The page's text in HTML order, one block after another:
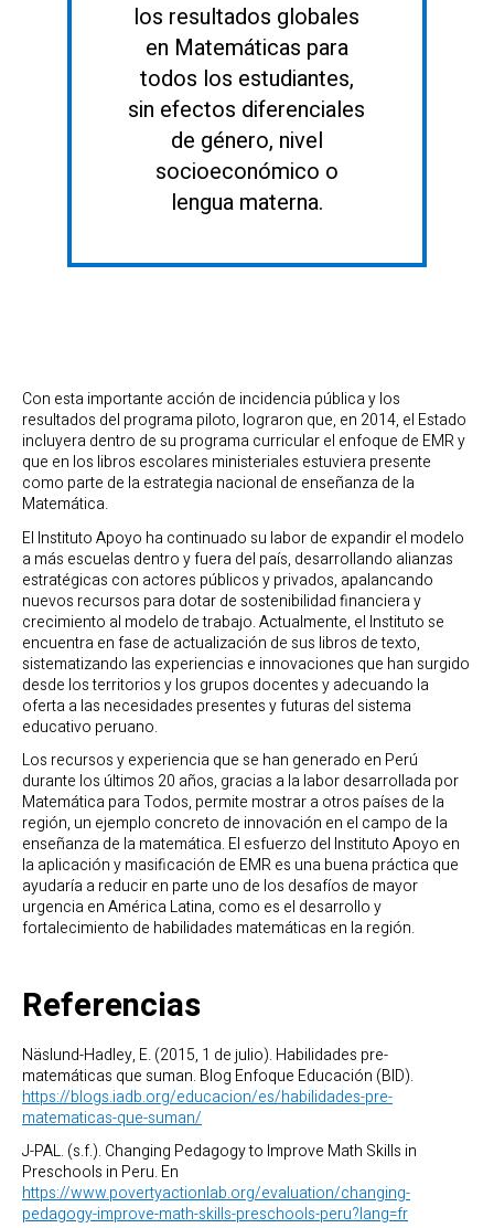
los resultados globales
en Matemáticas para
todos los estudiantes,
sin efectos diferenciales
de género, nivel
socioeconómico o
lengua materna.
Con esta importante acción de incidencia pública y los
resultados del programa piloto, lograron que, en 2014, el Estado
incluyera dentro de su programa curricular el enfoque de EMR y
que en los libros escolares ministeriales estuviera presente
como parte de la estrategia nacional de enseñanza de la
Matemática.
El Instituto Apoyo ha continuado su labor de expandir el modelo
a más escuelas dentro y fuera del país, desarrollando alianzas
estratégicas con actores públicos y privados, apalancando
nuevos recursos para dotar de sostenibilidad financiera y
crecimiento al modelo de trabajo. Actualmente, el Instituto se
encuentra en fase de actualización de sus libros de texto,
sistematizando las experiencias e innovaciones que han surgido
desde los territorios y los grupos docentes y adecuando la
oferta a las necesidades presentes y futuras del sistema
educativo peruano.
Los recursos y experiencia que se han generado en Perú
durante los últimos 20 años, gracias a la labor desarrollada por
Matemática para Todos, permite mostrar a otros países de la
región, un ejemplo concreto de innovación en el campo de la
enseñanza de la matemática. El esfuerzo del Instituto Apoyo en
la aplicación y masificación de EMR es una buena práctica que
ayudaría a reducir en parte uno de los desafíos de mayor
urgencia en América Latina, como es el desarrollo y
fortalecimiento de habilidades matemáticas en la región.
Referencias
Näslund-Hadley, E. (2015, 1 de julio). Habilidades pre-
matemáticas que suman. Blog Enfoque Educación (BID).
https://blogs.iadb.org/educacion/es/habilidades-pre-
matematicas-que-suman/
J-PAL. (s.f.). Changing Pedagogy to Improve Math Skills in
Preschools in Peru. En
https://www.povertyactionlab.org/evaluation/changing-
pedagogy-improve-math-skills-preschools-peru?lang=fr